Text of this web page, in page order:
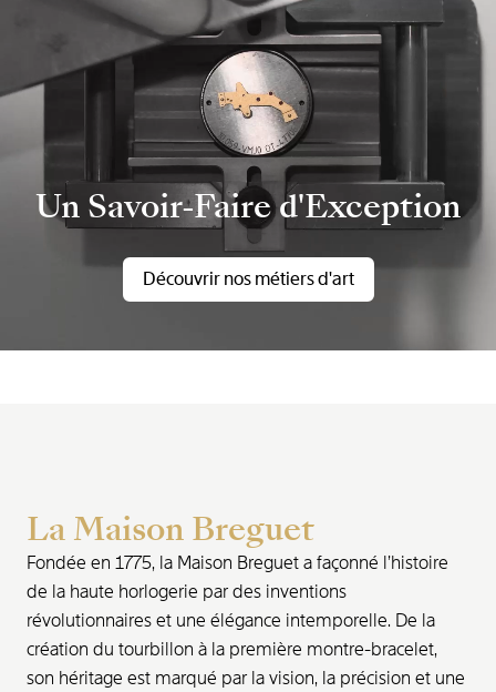
Un Savoir-Faire d'Exception
Découvrir nos métiers d'art
La Maison Breguet
Fondée en 1775, la Maison Breguet a façonné l’histoire
de la haute horlogerie par des inventions
révolutionnaires et une élégance intemporelle. De la
création du tourbillon à la première montre-bracelet,
son héritage est marqué par la vision, la précision et une